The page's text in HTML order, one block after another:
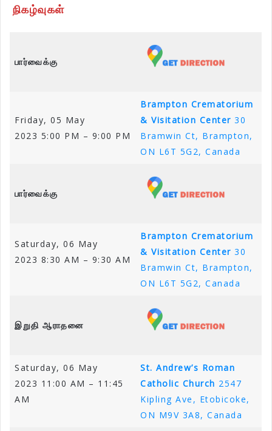
நிகழ்வுகள்
பார்வைக்கு
Friday, 05 May
2023 5:00 PM – 9:00 PM
Brampton Crematorium
& Visitation Center 30
Bramwin Ct, Brampton,
ON L6T 5G2, Canada
பார்வைக்கு
Saturday, 06 May
2023 8:30 AM – 9:30 AM
Brampton Crematorium
& Visitation Center 30
Bramwin Ct, Brampton,
ON L6T 5G2, Canada
இறுதி ஆராதனை
Saturday, 06 May
2023 11:00 AM – 11:45
AM
St. Andrew’s Roman
Catholic Church 2547
Kipling Ave, Etobicoke,
ON M9V 3A8, Canada